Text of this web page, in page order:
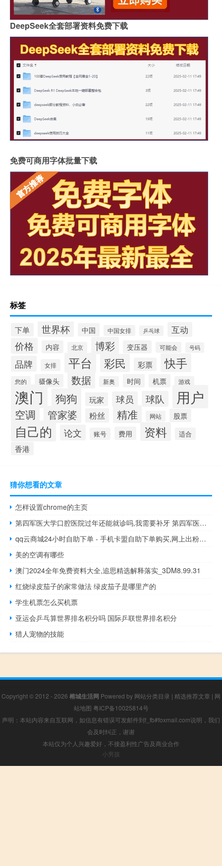
DeepSeek全套部署资料免费下载
免费可商用字体批量下载
标签
下单 世界杯 中国 中国女排 乒乓球 互动
价格 内容 北京 博彩 变压器 可能会 号码
品牌 女排 平台 彩民 彩票 快手
您的 摄像头 数据 新奥 时间 机票 游戏
澳门 狗狗 玩家 球员 球队 用户
空调 管家婆 粉丝 精准 网站 股票
自己的 论文 账号 费用 资料 适合
香港
猜你想看的文章
怎样设置chrome的主页
第四军医大学口腔医院过年还能就诊吗,我需要补牙 第四军医大学附属医院
qq云商城24小时自助下单 - 手机卡盟自助下单购买,网上出粉收粉什么意思
美的空调有哪些
澳门2024全年免费资料大全,追思精选解释落实_3DM8.99.31
红烧绿皮茄子的家常做法 绿皮茄子是哪里产的
学生机票怎么买机票
亚运会乒乓算世界排名积分吗 国际乒联世界排名积分
猎人宠物的技能
Copyright © 2012 - 2026 榕城生活网 Powered by 网站分类目录 | 精选推荐文章 | 网
站地图 粤ICP备10025814号
声明：本站内容来自互联网，如信息有错误可发邮件到f_fb#foxmail.com说明，我们
会及时纠正，谢谢
本站仅为个人兴趣爱好，不接盈利性广告及商业合作
小男孩